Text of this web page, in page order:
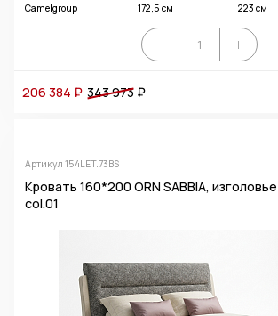
Camelgroup
172,5 см
223 см
206 384 ₽ 343 973₽
Артикул 154LET.73BS
Кровать 160*200 ORN SABBIA, изголовье
col.01